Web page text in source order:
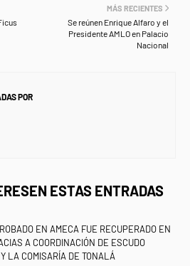
MÁS RECIENTES
Se reúnen Enrique Alfaro y el
Presidente AMLO en Palacio
Nacional
POR
ESTAS ENTRADAS
EN AMECA FUE RECUPERADO EN
A COORDINACIÓN DE ESCUDO
LA COMISARÍA DE TONALÁ